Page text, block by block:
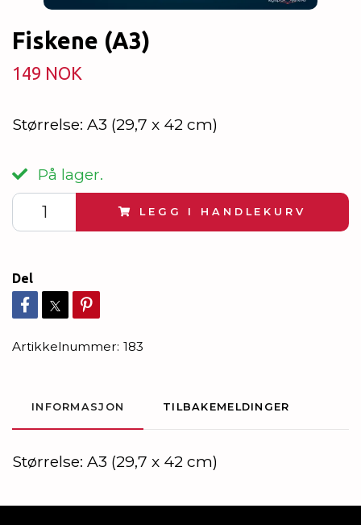
Fiskene (A3)
149 NOK
Størrelse: A3 (29,7 x 42 cm)
På lager.
LEGG I HANDLEKURV
Del
Artikkelnummer: 183
INFORMASJON TILBAKEMELDINGER
Størrelse: A3 (29,7 x 42 cm)